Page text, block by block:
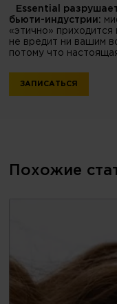
Essential
бьюти-индустрии:
«этично»
не вредит ни вашим
потому что
ЗАПИСАТЬСЯ
Похожие